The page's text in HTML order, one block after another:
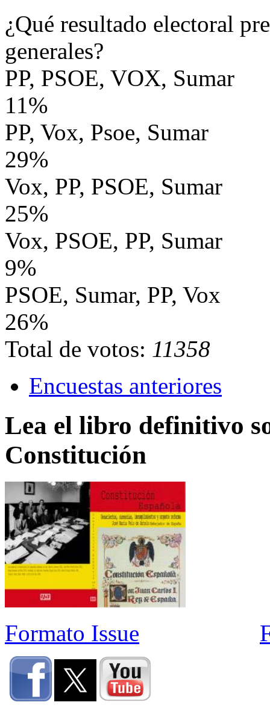
¿Qué resultado electoral
generales?
PP, PSOE, VOX, Sumar
11%
PP, Vox, Psoe, Sumar
29%
Vox, PP, PSOE, Sumar
25%
Vox, PSOE, PP, Sumar
9%
PSOE, Sumar, PP, Vox
26%
Total de votos: 11358
Encuestas anteriores
Lea el libro definitivo
Constitución
Formato Issue